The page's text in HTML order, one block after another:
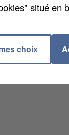
situé en
choix